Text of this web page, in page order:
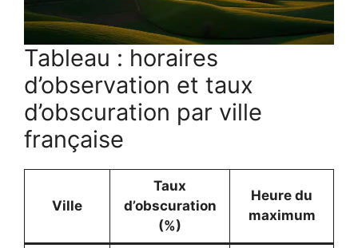
Tableau : horaires
d’observation et taux
d’obscuration par ville
française
Ville
Taux
d’obscuration
(%)
Heure du
maximum